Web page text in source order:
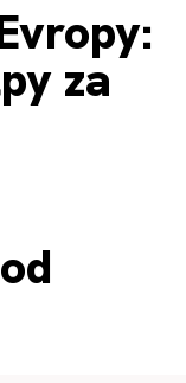
za